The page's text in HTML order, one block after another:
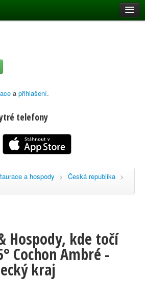
a přihlašení.
telefony
a hospody > Česká republika >
Hospody, kde točí
Cochon Ambré -
kraj